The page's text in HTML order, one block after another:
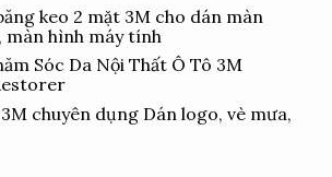
keo 2 mặt 3M cho dán màn
màn hình máy tính
Sóc Da Nội Thất Ô Tô 3M
chuyên dụng Dán logo, vè mưa,